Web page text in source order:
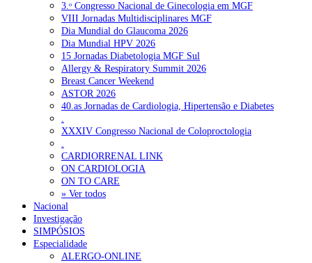
3.ᵒ Congresso Nacional de Ginecologia em MGF
VIII Jornadas Multidisciplinares MGF
Dia Mundial do Glaucoma 2026
Dia Mundial HPV 2026
15 Jornadas Diabetologia MGF Sul
Allergy & Respiratory Summit 2026
Breast Cancer Weekend
ASTOR 2026
40.as Jornadas de Cardiologia, Hipertensão e Diabetes
.
XXXIV Congresso Nacional de Coloproctologia
.
CARDIORRENAL LINK
ON CARDIOLOGIA
ON TO CARE
» Ver todos
Nacional
Investigação
SIMPÓSIOS
Especialidade
ALERGO-ONLINE